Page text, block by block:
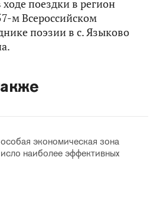
ходе поездки в регион
м Всероссийском
поэзии в с. Языково
экономическая зона
наиболее эффективных